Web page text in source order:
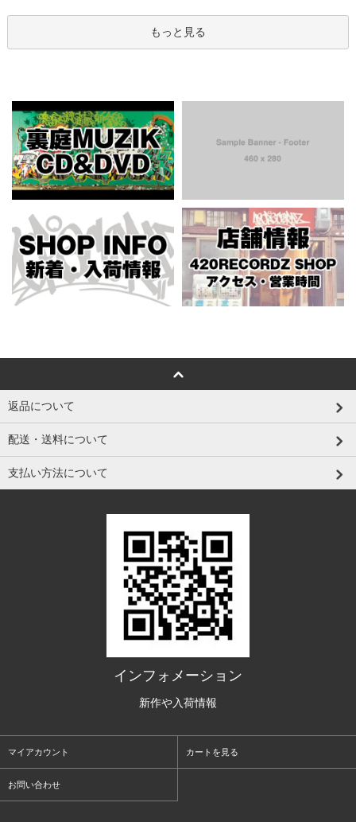
もっと見る
返品について
配送・送料について
支払い方法について
インフォメーション
新作や入荷情報
マイアカウント カートを見る
お問い合わせ